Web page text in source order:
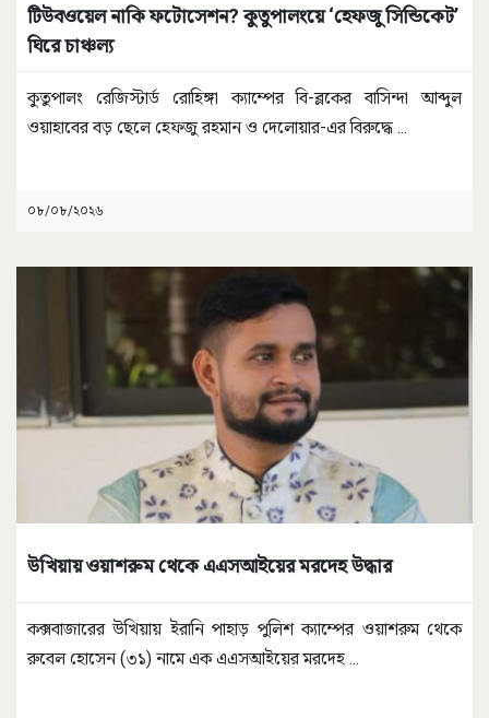
টিউবওয়েল নাকি ফটোসেশন? কুতুপালংয়ে ‘হেফজু সিন্ডিকেট’
ঘিরে চাঞ্চল্য
কুতুপালং রেজিস্টার্ড রোহিঙ্গা ক্যাম্পের বি-ব্লকের বাসিন্দা আব্দুল
ওয়াহাবের বড় ছেলে হেফজু রহমান ও দেলোয়ার-এর বিরুদ্ধে ...
০৮/০৮/২০২৬
উখিয়ায় ওয়াশরুম থেকে এএসআইয়ের মরদেহ উদ্ধার
কক্সবাজারের উখিয়ায় ইরানি পাহাড় পুলিশ ক্যাম্পের ওয়াশরুম থেকে
রুবেল হোসেন (৩১) নামে এক এএসআইয়ের মরদেহ ...